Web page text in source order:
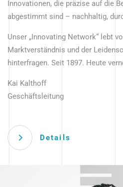
Innovationen, die präzise auf die
abgestimmt sind – nachhaltig,
Unser „Innovating Network“ lebt
Marktverständnis und der
hinterfragen. Seit 1897. Heute
Kai Kalthoff
Geschäftsleitung
Details